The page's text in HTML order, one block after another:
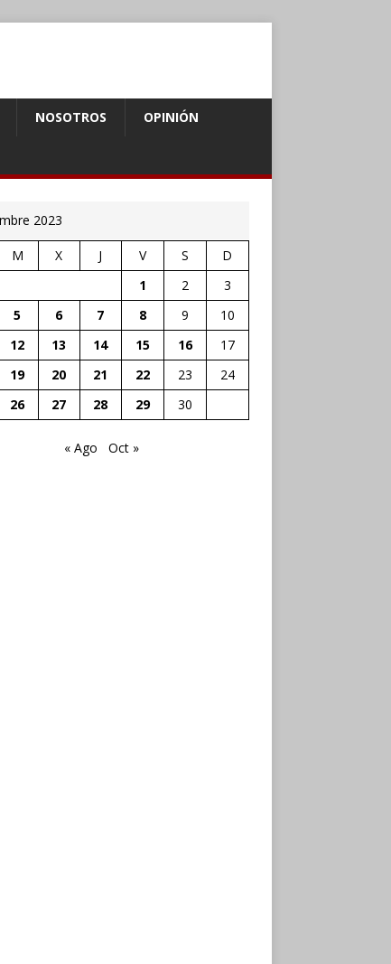
NOSOTROS OPINIÓN
2023
M X J V S
D
1
2
3
5 6 7 8 9
10
12 13 14 15 16
17
19 20 21 22 23
24
26 27 28 29 30
« Ago Oct »